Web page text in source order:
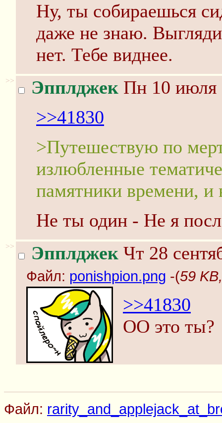
Ну, ты собираешься
даже не знаю.
нет. Тебе виднее.
>> Эпплджек Пн 10 июля
>>41830
>Путешествую по
излюбленные
памятники времени, и
Не ты один - Не я
>> Эпплджек Чт 28
Файл: ponishpion.png -(59
>>41830
ОО это ты?
Файл: